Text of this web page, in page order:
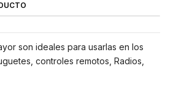
son ideales para usarlas en los
controles remotos, Radios,